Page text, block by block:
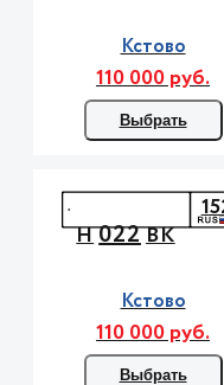
Кстово
110 000 руб.
Выбрать
Н022ВК
Кстово
110 000 руб.
Выбрать